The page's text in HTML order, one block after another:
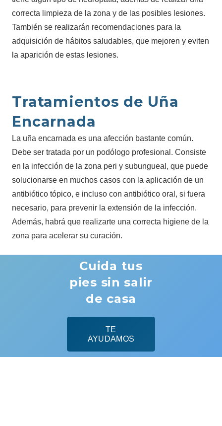
correcta limpieza de la zona y de las posibles lesiones.
También se realizarán recomendaciones para la
adquisición de hábitos saludables, que mejoren y eviten
la aparición de estas lesiones.
Tratamientos de Uña
Encarnada
La uña encarnada es una afección bastante común.
Debe ser tratada por un podólogo profesional. Consiste
en la infección de la zona peri y subungueal, que puede
solucionarse en muchos casos con la aplicación de un
antibiótico tópico, e incluso con antibiótico oral, si fuera
necesario, para prevenir la extensión de la infección.
Además, habrá que realizarte una correcta higiene de la
zona para acelerar su curación.
Cuida tus
pies sin salir
de casa
TE
AYUDAMOS